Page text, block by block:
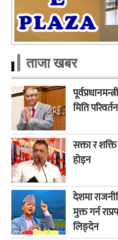
ताजा खबर
मिति परिवर्तन
सक्ता र
होइन
देशमा
मुक्त गर्न
लिङ्देन